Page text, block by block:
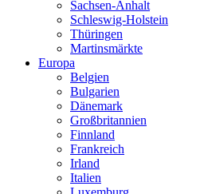
Sachsen-Anhalt
Schleswig-Holstein
Thüringen
Martinsmärkte
Europa
Belgien
Bulgarien
Dänemark
Großbritannien
Finnland
Frankreich
Irland
Italien